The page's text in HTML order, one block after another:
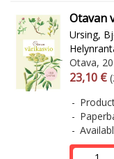
Otavan
Ursing,
Otava,
23,10 €